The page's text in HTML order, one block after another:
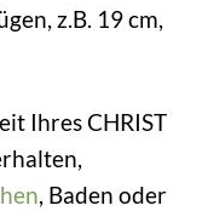
z.B. 19 cm,
Ihres CHRIST
, Baden oder